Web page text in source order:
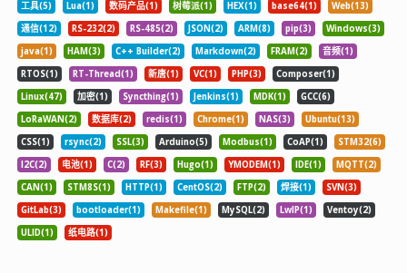
工具(5)
Lua(1) 数码产品(1) 树莓派(1) HEX(1) base64(1)
Web(13)
通信(12)
RS-232(2) RS-485(2) JSON(2) ARM(8) pip(3)
Windows(3)
java(1)
HAM(3) C++ Builder(2) Markdown(2) FRAM(2)
音频(1)
RTOS(1)
RT-Thread(1) 新唐(1) VC(1) PHP(3)
Composer(1)
Linux(47)
加密(1) Syncthing(1) Jenkins(1) MDK(1)
GCC(6)
LoRaWAN(2)
数据库(2) redis(1) Chrome(1) NAS(3)
Ubuntu(13)
CSS(1)
rsync(2) SSL(3) Arduino(5) Modbus(1) CoAP(1)
STM32(6)
I2C(2)
电池(1) C(2) RF(3) Hugo(1) YMODEM(1) IDE(1)
MQTT(2)
CAN(1)
STM8S(1) HTTP(1) CentOS(2) FTP(2) 焊接(1)
SVN(3)
GitLab(3)
bootloader(1) Makefile(1) MySQL(2) LwIP(1)
Ventoy(2)
ULID(1)
纸电路(1)